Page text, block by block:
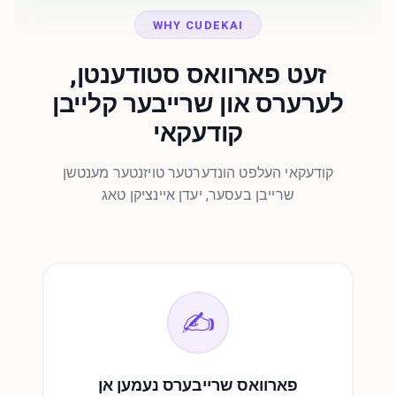
WHY CUDEKAI
זעט פארוואס סטודענטן,
לערערס און שרייבער קלייבן
קודעקאי
קודעקאי העלפט הונדערטער טויזנטער מענטשן
שרייבן בעסער, יעדן איינציקן טאג
✍️
פארוואס שרייבערס נעמען אן